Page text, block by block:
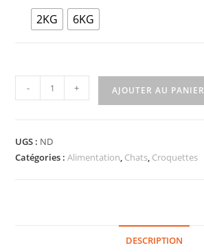
2KG 6KG
- + AJOUTER AU PANIER
UGS : ND
Catégories :Alimentation, Chats, Croquettes
DESCRIPTION